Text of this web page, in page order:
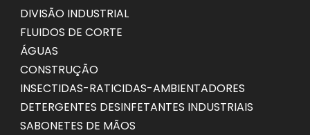
DIVISÃO INDUSTRIAL
FLUIDOS DE CORTE
ÁGUAS
CONSTRUÇÃO
INSECTIDAS-RATICIDAS-AMBIENTADORES
DETERGENTES DESINFETANTES INDUSTRIAIS
SABONETES DE MÃOS